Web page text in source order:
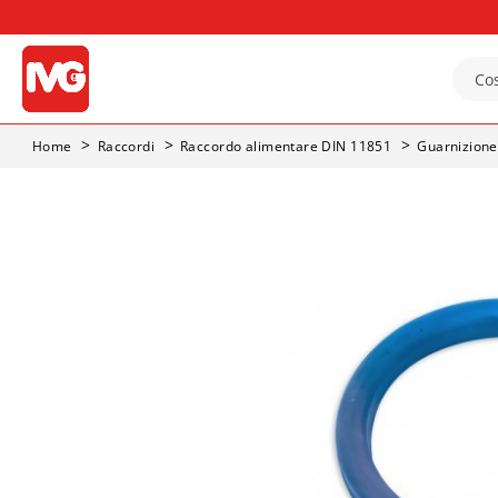
Home Raccordi Raccordo alimentare DIN 11851 Guarnizione